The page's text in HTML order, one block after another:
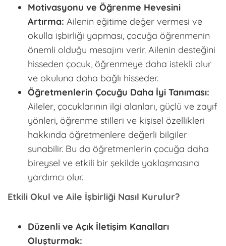
Motivasyonu ve Öğrenme Hevesini
Artırma: Ailenin eğitime değer vermesi ve
okulla işbirliği yapması, çocuğa öğrenmenin
önemli olduğu mesajını verir. Ailenin desteğini
hisseden çocuk, öğrenmeye daha istekli olur
ve okuluna daha bağlı hisseder.
Öğretmenlerin Çocuğu Daha İyi Tanıması:
Aileler, çocuklarının ilgi alanları, güçlü ve zayıf
yönleri, öğrenme stilleri ve kişisel özellikleri
hakkında öğretmenlere değerli bilgiler
sunabilir. Bu da öğretmenlerin çocuğa daha
bireysel ve etkili bir şekilde yaklaşmasına
yardımcı olur.
Etkili Okul ve Aile İşbirliği Nasıl Kurulur?
Düzenli ve Açık İletişim Kanalları
Oluşturmak: